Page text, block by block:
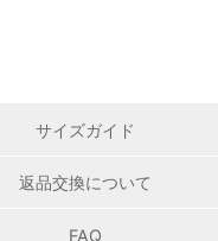
サイズガイド
返品交換について
FAQ